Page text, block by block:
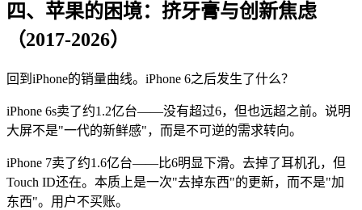
四、苹果的困境：挤牙膏与创新焦虑
（2017-2026）
回到iPhone的销量曲线。iPhone 6之后发生了什么？
iPhone 6s卖了约1.2亿台——没有超过6，但也远超之前。说明
大屏不是"一代的新鲜感"，而是不可逆的需求转向。
iPhone 7卖了约1.6亿台——比6明显下滑。去掉了耳机孔，但
Touch ID还在。本质上是一次"去掉东西"的更新，而不是"加
东西"。用户不买账。